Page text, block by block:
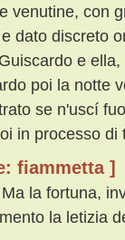
venutine, con
e dato discreto
e
poi la notte
se n'uscí
in processo di
fiammetta ]
Ma la fortuna,
la letizia